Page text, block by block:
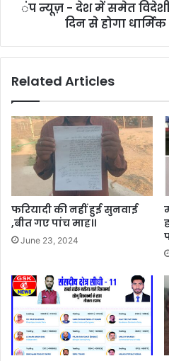
ंप न्यूज़ - देश में समेत विदेशी
दिन से होगा
Related Articles
फरियादी की नहीं हुई सुनवाई
,बीत गए पांच माह।।
June 23, 2024